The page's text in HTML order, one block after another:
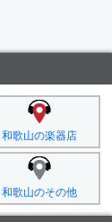
和歌山の楽器店
和歌山のその他